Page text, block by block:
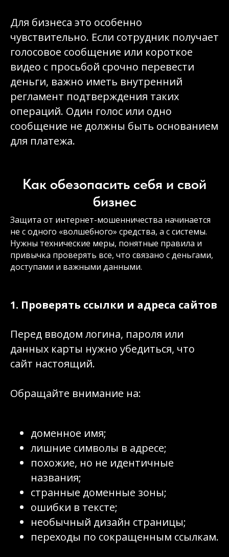
Для бизнеса это особенно
чувствительно. Если сотрудник получает
голосовое сообщение или короткое
видео с просьбой срочно перевести
деньги, важно иметь внутренний
регламент подтверждения таких
операций. Один голос или одно
сообщение не должны быть основанием
для платежа.
Как обезопасить себя и свой
бизнес
Защита от интернет-мошенничества начинается
не с одного «волшебного» средства, а с системы.
Нужны технические меры, понятные правила и
привычка проверять все, что связано с деньгами,
доступами и важными данными.
1. Проверять ссылки и адреса сайтов
Перед вводом логина, пароля или
данных карты нужно убедиться, что
сайт настоящий.
Обращайте внимание на:
доменное имя;
лишние символы в адресе;
похожие, но не идентичные
названия;
странные доменные зоны;
ошибки в тексте;
необычный дизайн страницы;
переходы по сокращенным ссылкам.